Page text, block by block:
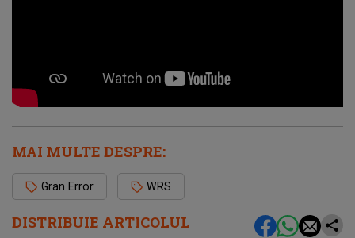
DISTRIBUIE ARTICOLUL
MAI MULTE DESPRE:
Gran Error WRS